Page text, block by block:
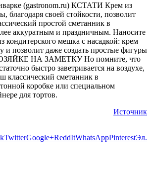
(gastronom.ru) КСТАТИ Крем из
благодаря своей стойкости, позволит
простой сметанник в
аккуратным и праздничным. Наносите
кондитерского мешка с насадкой: крем
и позволит даже создать простые фигуры
НА ЗАМЕТКУ Но помните, что
быстро заветривается на воздухе,
классический сметанник в
коробке или специальном
для тортов.
Источник
TwitterGoogle+ReddItWhatsAppPinterestЭл.